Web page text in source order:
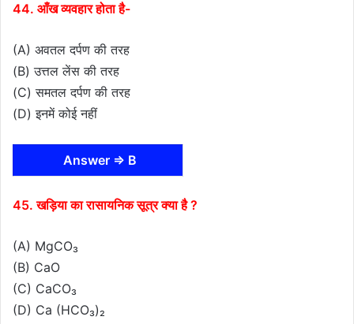
44. आँख व्यवहार होता है-
(A) अवतल दर्पण की तरह
(B) उत्तल लेंस की तरह
(C) समतल दर्पण की तरह
(D) इनमें कोई नहीं
Answer ⇒ B
45. खड़िया का रासायनिक सूत्र क्या है ?
(A) MgCO₃
(B) CaO
(C) CaCO₃
(D) Ca (HCO₃)₂